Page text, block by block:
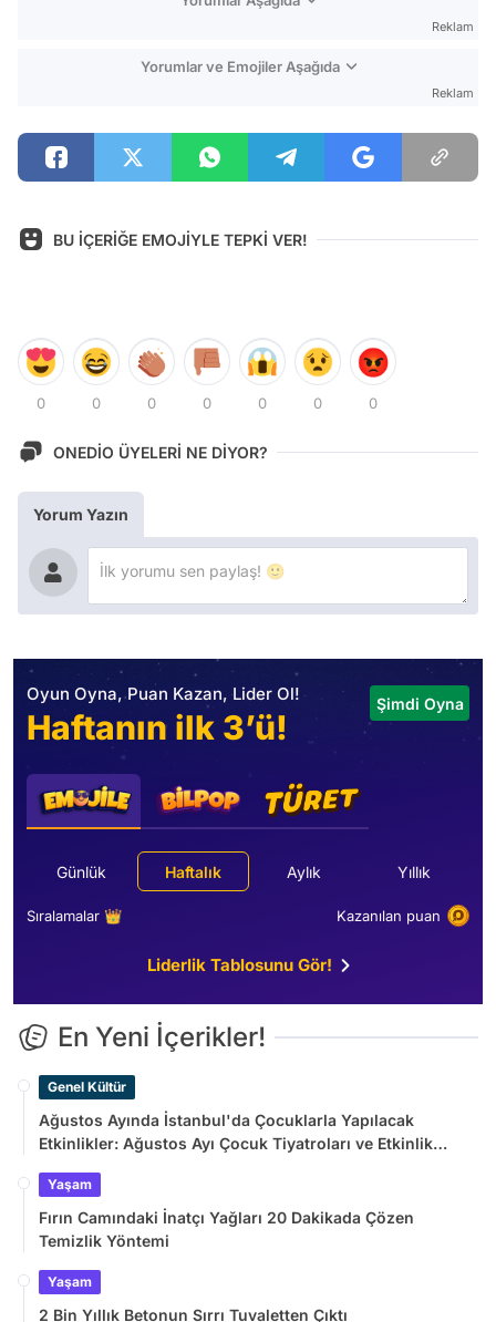
Reklam
Yorumlar ve Emojiler Aşağıda
Reklam
BU İÇERİĞE EMOJİYLE TEPKİ VER!
0 0 0 0 0 0 0
ONEDİO ÜYELERİ NE DİYOR?
Yorum Yazın
Oyun Oyna, Puan Kazan, Lider Ol!
Haftanın ilk 3’ü!
Şimdi Oyna
Günlük Haftalık Aylık Yıllık
Sıralamalar 👑 Kazanılan puan
Liderlik Tablosunu Gör!
En Yeni İçerikler!
Genel Kültür
Ağustos Ayında İstanbul'da Çocuklarla Yapılacak
Etkinlikler: Ağustos Ayı Çocuk Tiyatroları ve Etkinlik
Yaşam
Fırın Camındaki İnatçı Yağları 20 Dakikada Çözen
Temizlik Yöntemi
Yaşam
2 Bin Yıllık Betonun Sırrı Tuvaletten Çıktı